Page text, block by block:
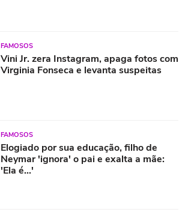
FAMOSOS
Vini Jr. zera Instagram, apaga fotos com
Virginia Fonseca e levanta suspeitas
FAMOSOS
Elogiado por sua educação, filho de
Neymar 'ignora' o pai e exalta a mãe:
'Ela é...'